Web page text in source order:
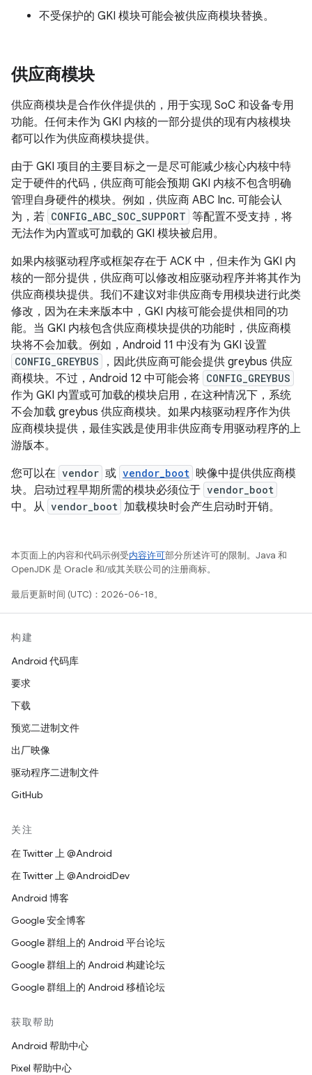
不受保护的 GKI 模块可能会被供应商模块替换。
供应商模块
供应商模块是合作伙伴提供的，用于实现 SoC 和设备专用
功能。任何未作为 GKI 内核的一部分提供的现有内核模块
都可以作为供应商模块提供。
由于 GKI 项目的主要目标之一是尽可能减少核心内核中特
定于硬件的代码，供应商可能会预期 GKI 内核不包含明确
管理自身硬件的模块。例如，供应商 ABC Inc. 可能会认
为，若 CONFIG_ABC_SOC_SUPPORT 等配置不受支持，将
无法作为内置或可加载的 GKI 模块被启用。
如果内核驱动程序或框架存在于 ACK 中，但未作为 GKI 内
核的一部分提供，供应商可以修改相应驱动程序并将其作为
供应商模块提供。我们不建议对非供应商专用模块进行此类
修改，因为在未来版本中，GKI 内核可能会提供相同的功
能。当 GKI 内核包含供应商模块提供的功能时，供应商模
块将不会加载。例如，Android 11 中没有为 GKI 设置
CONFIG_GREYBUS
，因此供应商可能会提供 greybus 供应
商模块。不过，Android 12 中可能会将 CONFIG_GREYBUS
作为 GKI 内置或可加载的模块启用，在这种情况下，系统
不会加载 greybus 供应商模块。如果内核驱动程序作为供
应商模块提供，最佳实践是使用非供应商专用驱动程序的上
游版本。
您可以在 vendor 或 vendor_boot 映像中提供供应商模
块。启动过程早期所需的模块必须位于 vendor_boot
中。从 vendor_boot 加载模块时会产生启动时开销。
本页面上的内容和代码示例受内容许可部分所述许可的限制。Java 和
OpenJDK 是 Oracle 和/或其关联公司的注册商标。
最后更新时间 (UTC)：2026-06-18。
构建
Android 代码库
要求
下载
预览二进制文件
出厂映像
驱动程序二进制文件
GitHub
关注
在 Twitter 上 @Android
在 Twitter 上 @AndroidDev
Android 博客
Google 安全博客
Google 群组上的 Android 平台论坛
Google 群组上的 Android 构建论坛
Google 群组上的 Android 移植论坛
获取帮助
Android 帮助中心
Pixel 帮助中心